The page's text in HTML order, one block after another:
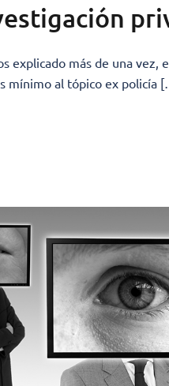
explicado más de una vez,
mínimo al tópico ex policía